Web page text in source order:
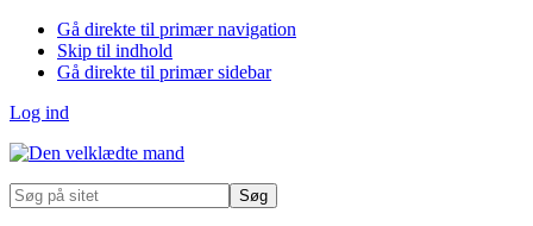
Gå direkte til primær navigation
Skip til indhold
Gå direkte til primær sidebar
Log ind
Søg
på